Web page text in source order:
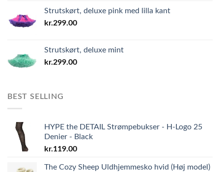
Strutskørt, deluxe pink med lilla kant
kr.299.00
Strutskørt, deluxe mint
kr.299.00
BEST SELLING
HYPE the DETAIL Strømpebukser - H-Logo 25
Denier - Black
kr.119.00
The Cozy Sheep Uldhjemmesko hvid (Høj model)